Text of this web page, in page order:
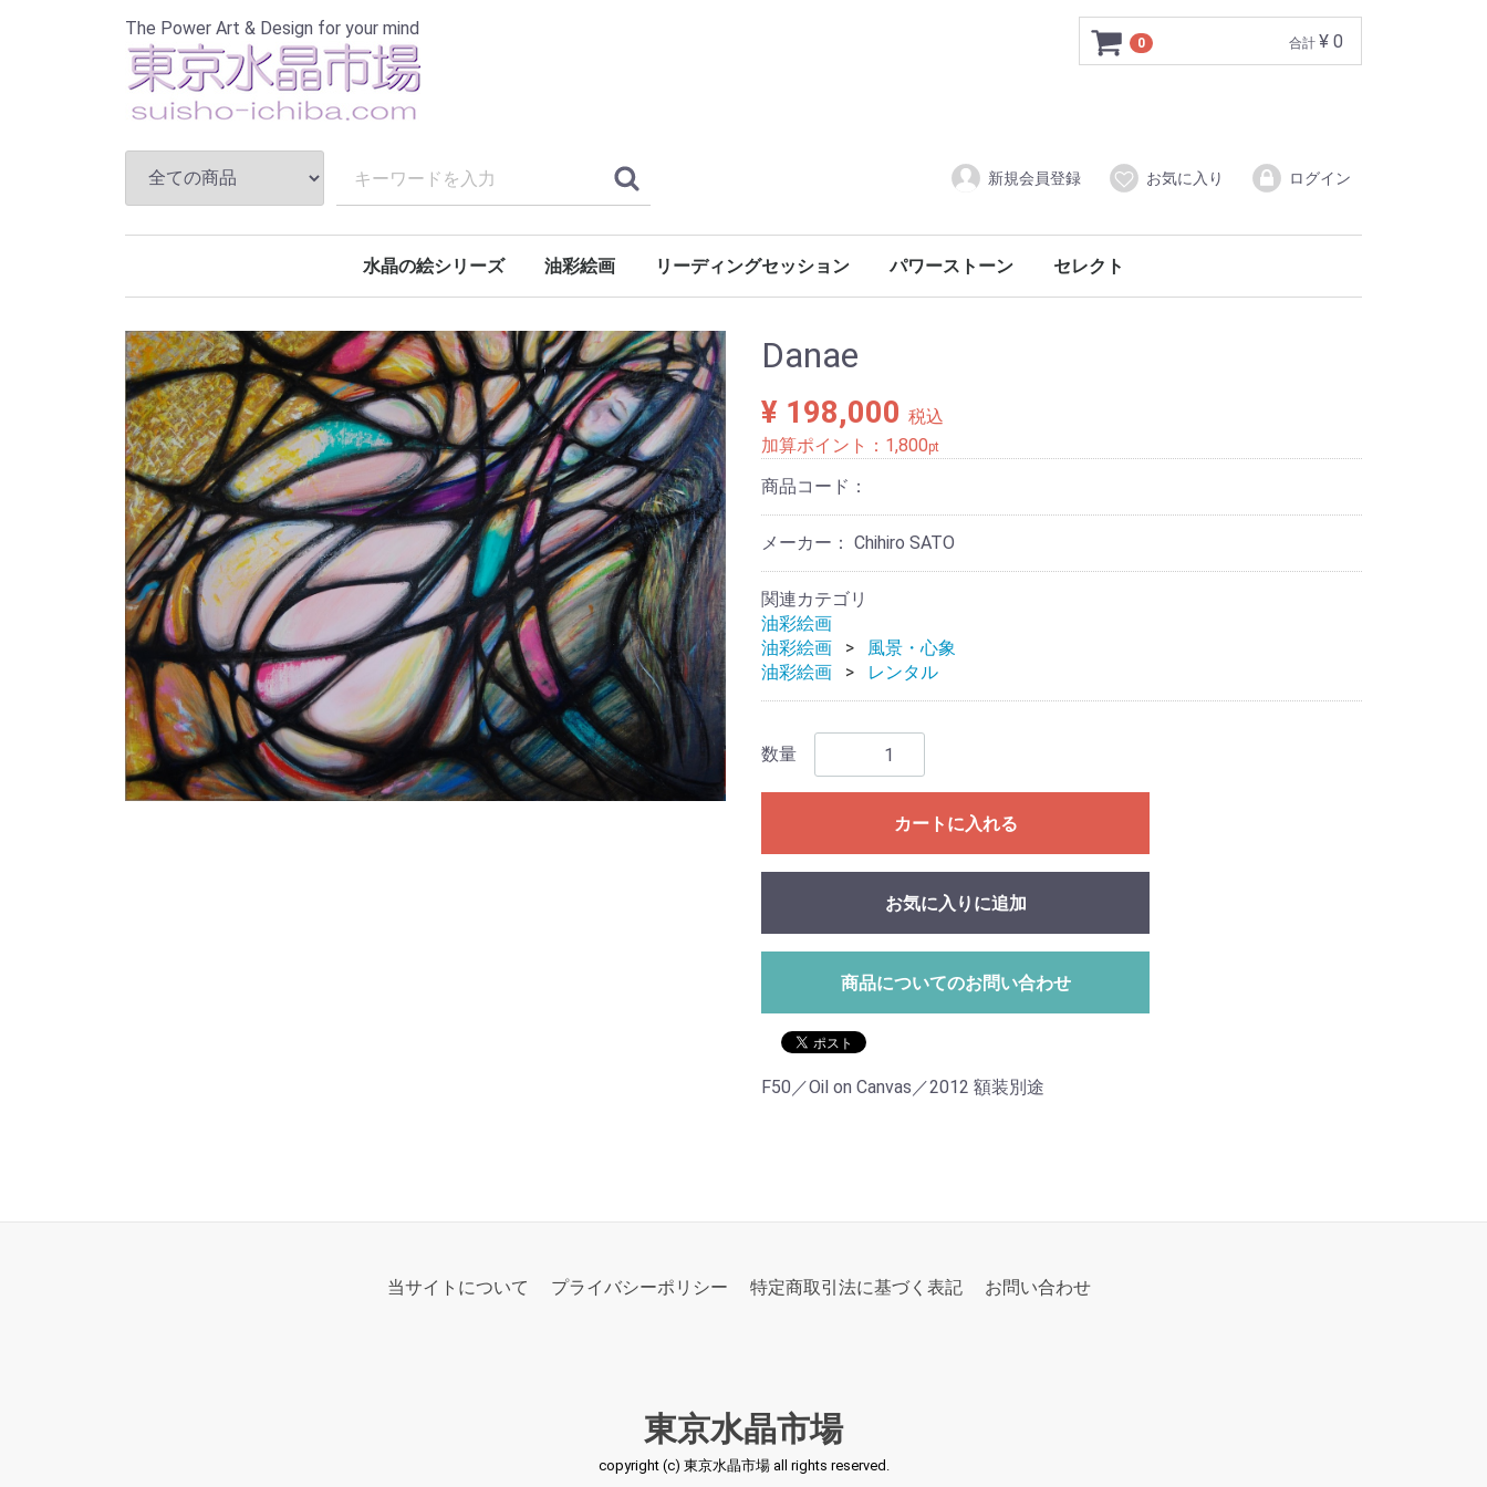
The Power Art & Design for your mind
0 合計 ¥ 0
新規会員登録 お気に入り ログイン
水晶の絵シリーズ 油彩絵画 リーディングセッション パワーストーン セレクト
Danae
¥ 198,000 税込
加算ポイント： 1,800pt
商品コード：
メーカー： Chihiro SATO
関連カテゴリ
油彩絵画
油彩絵画
風景・心象
油彩絵画
レンタル
数量
カートに入れる
お気に入りに追加
商品についてのお問い合わせ
F50／Oil on Canvas／2012 額装別途
当サイトについて プライバシーポリシー 特定商取引法に基づく表記 お問い合わせ
東京水晶市場
copyright (c) 東京水晶市場 all rights reserved.